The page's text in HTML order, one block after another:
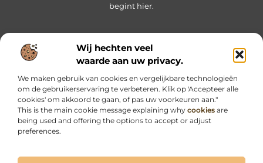
Wij hechten veel
waarde aan uw privacy.
We maken gebruik van cookies en vergelijkbare technologieën
om de gebruikerservaring te verbeteren. Klik op 'Accepteer alle
cookies' om akkoord te gaan, of pas uw voorkeuren aan."
This is the main cookie message explaining why cookies are
being used and offering the options to accept or adjust
preferences.
begint hier.
Bericht categorie
Onze informatie